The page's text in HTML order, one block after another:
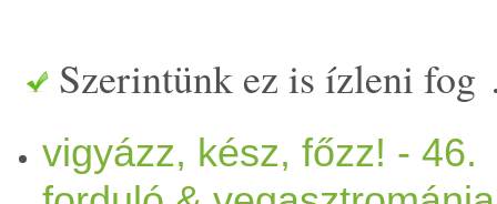
hónapja a 46. vkf-et.
nagyon sokszínű lett az
mindenki más stílusban
Szerintünk ez is ízleni
vigyázz, kész, főzz! - 46.